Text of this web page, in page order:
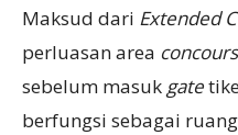
Maksud dari Extended
perluasan area
sebelum masuk gate
berfungsi sebagai